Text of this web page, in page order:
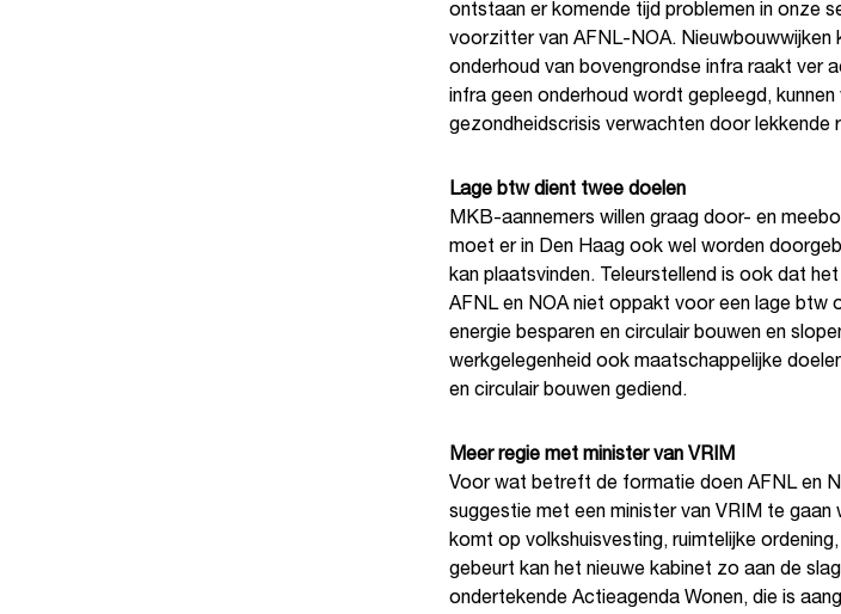
ontstaan er komende tijd problemen in onze
voorzitter van AFNL-NOA. Nieuwbouwwijken
onderhoud van bovengrondse infra raakt ver
infra geen onderhoud wordt gepleegd,
gezondheidscrisis verwachten door lekkende
Lage btw dient twee doelen
MKB-aannemers willen graag door- en
moet er in Den Haag ook wel worden
kan plaatsvinden. Teleurstellend is ook dat
AFNL en NOA niet oppakt voor een lage btw
energie besparen en circulair bouwen en
werkgelegenheid ook maatschappelijke
en circulair bouwen gediend.
Meer regie met minister van VRIM
Voor wat betreft de formatie doen AFNL en
suggestie met een minister van VRIM te
komt op volkshuisvesting, ruimtelijke
gebeurt kan het nieuwe kabinet zo aan de
ondertekende Actieagenda Wonen, die is